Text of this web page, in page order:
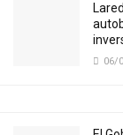
06/